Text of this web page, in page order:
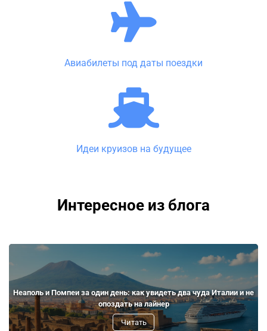
Авиабилеты под даты поездки
Идеи круизов на будущее
Интересное из блога
Неаполь и Помпеи за один день: как увидеть два чуда Италии и не
опоздать на лайнер
Читать